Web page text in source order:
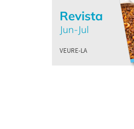
Revista
Jun-Jul
VEURE-LA